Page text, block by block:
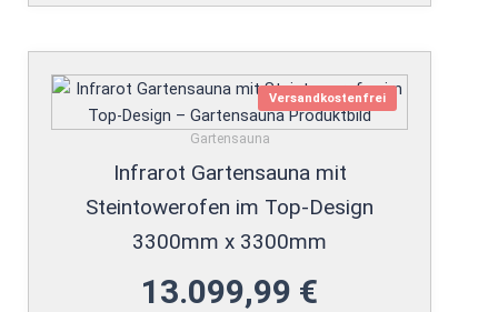
Versandkostenfrei
Gartensauna
Infrarot Gartensauna mit
Steintowerofen im Top-Design
3300mm x 3300mm
13.099,99 €